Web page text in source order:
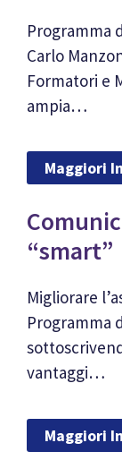
Programma
Carlo
Formatori e
ampia…
Maggiori
“smart”
Migliorare
Programma
vantaggi…
Maggiori